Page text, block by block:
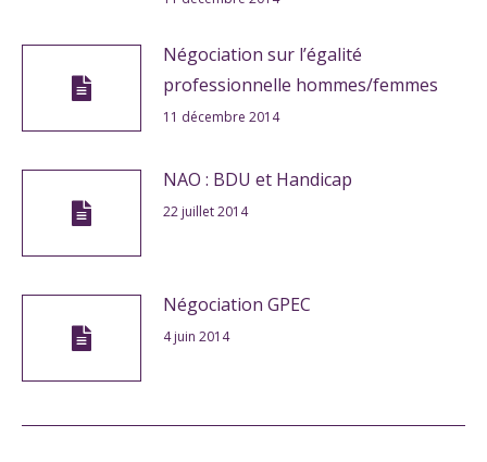
Négociation sur l’égalité
professionnelle hommes/femmes
11 décembre 2014
NAO : BDU et Handicap
22 juillet 2014
Négociation GPEC
4 juin 2014